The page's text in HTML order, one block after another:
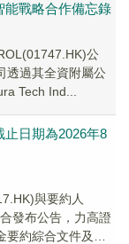
能戰略合作備忘錄
公
透過其全資附屬公
Tech Ind...
止日期為2026年8
與要約人
發布公告，力高證
約綜合文件及接